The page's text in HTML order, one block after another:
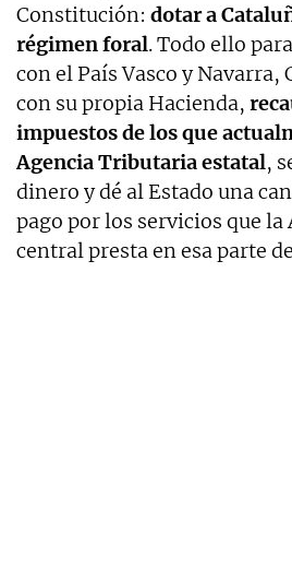
Constitución: dotar a
régimen foral. Todo ello
con el País Vasco y Navarra,
con su propia Hacienda,
impuestos de los que
Agencia Tributaria estatal,
dinero y dé al Estado una
pago por los servicios que
central presta en esa parte